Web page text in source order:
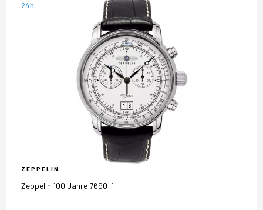
24h
ZEPPELIN
Zeppelin 100 Jahre 7690-1